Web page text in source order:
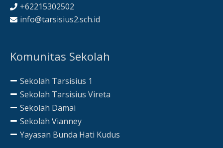
+62215302502
info@tarsisius2.sch.id
Komunitas Sekolah
Sekolah Tarsisius 1
Sekolah Tarsisius Vireta
Sekolah Damai
Sekolah Vianney
Yayasan Bunda Hati Kudus